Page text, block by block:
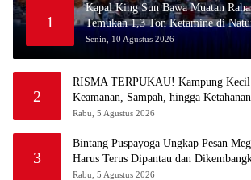
1
Kapal King Sun Bawa Muatan
Temukan 1,3 Ton Ketamine di
Senin, 10 Agustus 2026
2
RISMA TERPUKAU! Kampung Kecil
Keamanan, Sampah, hingga
Sistem
Rabu, 5 Agustus 2026
3
Bintang Puspayoga Ungkap Pesan
Harus Terus Dipantau dan
Rabu, 5 Agustus 2026